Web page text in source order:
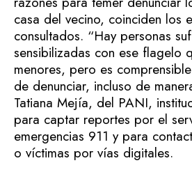
casa del vecino, coinciden los
consultados. “Hay personas
sensibilizadas con ese flagelo
menores, pero es
de denunciar, incluso de
Tatiana Mejía, del PANI,
para captar reportes por el
emergencias 911 y para
o víctimas por vías digitales.